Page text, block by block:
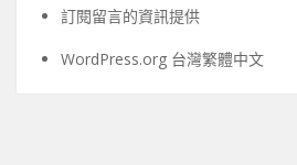
訂閱留言的資訊提供
WordPress.org 台灣繁體中文